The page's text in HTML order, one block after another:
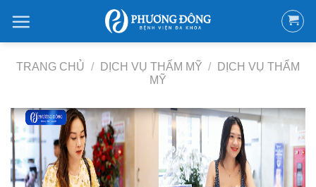
qua
nội
dungTRANG CHỦ / DỊCH VỤ THẨM MỸ /
DỊCH VỤ THẨM
MỸ